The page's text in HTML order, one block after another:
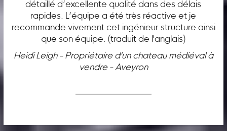
détaillé d’excellente qualité dans des délais
rapides. L’équipe a été très réactive et je
recommande vivement cet ingénieur structure ainsi
que son équipe. (traduit de l'anglais)
Heidi Leigh - Propriétaire d'un chateau médiéval à
vendre - Aveyron